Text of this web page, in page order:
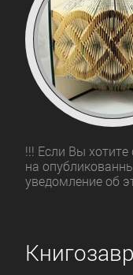
!!! Если Вы
на
уведомление об
Книгозавр